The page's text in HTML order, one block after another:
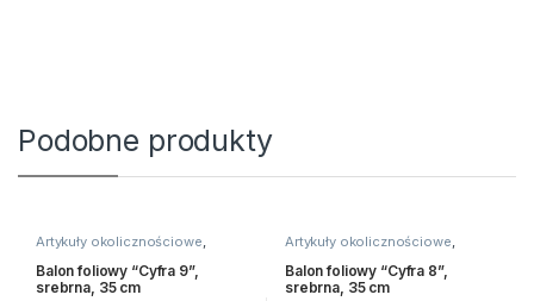
Podobne produkty
Artykuły okolicznościowe
Balony i akcesoria
Balon foliowy “Cyfra 9”,
srebrna, 35 cm
Artykuły okolicznościowe
Balony i akcesoria
Balon foliowy “Cyfra 8”,
srebrna, 35 cm